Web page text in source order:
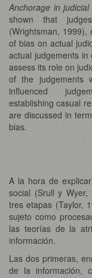
Anchorage in
shown that
(Wrightsman, 1999),
of bias on actual
actual judgements
assess its role on
of the judgements
influenced
establishing casual
are discussed in
bias.
A la hora de
social (Srull y
tres etapas (Taylor,
sujeto como
las teorías de la
información.
Las dos primeras,
de la información,